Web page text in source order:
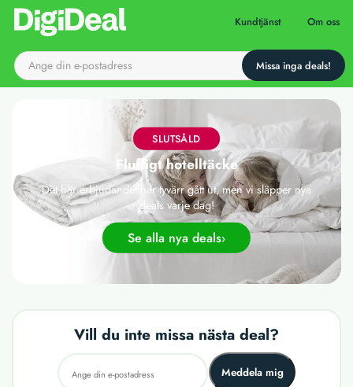
Till startsidan Kundtjänst Om oss
SLUTSÅLD
Fluffigt hotelltäcke
Det här erbjudandet har tyvärr gått ut, men vi släpper nya
deals varje dag!
Se alla nya deals
Vill du inte missa nästa deal?
Meddela mig